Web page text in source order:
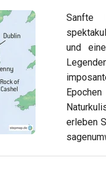
Sanfte
und
erleben